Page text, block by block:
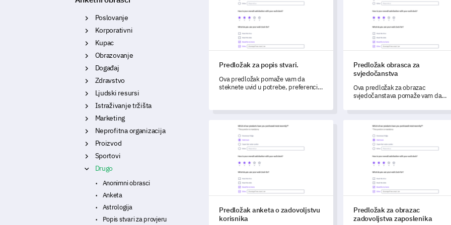
Predložak za popis stvari.
Ova predložak pomaže vam da
steknete uvid u potrebe, preferencije
Predložak obrasca za
svjedočanstva
Ova predložak za obrazac
svjedočanstava pomaže vam da
povratne informacije o vašem
Predložak anketa o zadovoljstvu korisnika
Predložak anketa o zadovoljstvu
korisnika
Predložak za obrazac
Predložak za obrazac
zadovoljstva zaposlenika
Poslovanje
Korporativni
Kupac
Obrazovanje
Događaj
Zdravstvo
Ljudski resursi
Istraživanje tržišta
Marketing
Neprofitna organizacija
Proizvod
Sportovi
Drugo
Anonimni obrasci
Anketa
Astrologija
Popis stvari za provjeru